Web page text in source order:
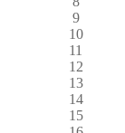
9
10
11
12
13
14
15